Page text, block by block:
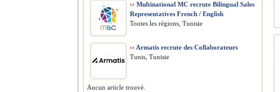
›› Multinational MC recrute Bilingual Sales
Representatives French / English
Toutes les régions, Tunisie
›› Armatis recrute des Collaborateurs
Tunis, Tunisie
Aucun article trouvé.